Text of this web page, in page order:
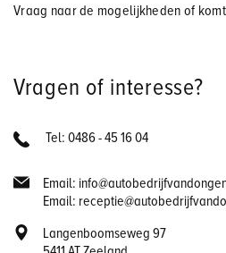
Vraag naar de mogelijkheden of
Vragen of interesse?
Tel: 0486 - 45 16 04
Email:
Email:
Langenboomseweg 97